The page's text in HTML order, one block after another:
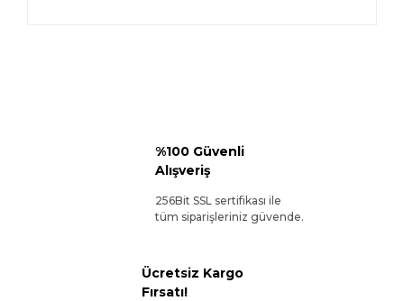
%100 Güvenli
Alışveriş
256Bit SSL sertifikası ile
tüm siparişleriniz güvende.
Ücretsiz Kargo
Fırsatı!